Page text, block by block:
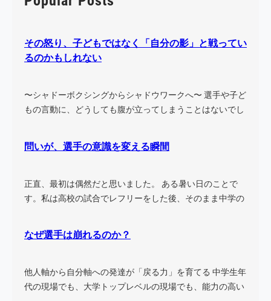
c
その怒り、子どもではなく「自分の影」と戦ってい
るのかもしれない
〜シャドーボクシングからシャドウワークへ〜 選手や子ど
もの言動に、どうしても腹が立ってしまうことはないでし
問いが、選手の意識を変える瞬間
正直、最初は偶然だと思いました。 ある暑い日のことで
す。私は高校の試合でレフリーをした後、そのまま中学の
なぜ選手は崩れるのか？
他人軸から自分軸への発達が「戻る力」を育てる 中学生年
代の現場でも、大学トップレベルの現場でも、能力の高い